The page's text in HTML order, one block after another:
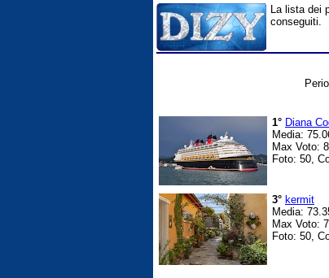
La lista dei
conseguiti.
1° Diana
Media:
Max Voto:
Foto: 50,
3° kermit
Media:
Max Voto:
Foto: 50,